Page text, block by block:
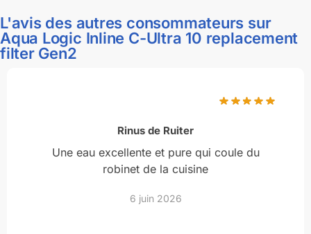
L'avis des autres consommateurs sur
Aqua Logic Inline C-Ultra 10 replacement
filter Gen2
Rinus de Ruiter
Une eau excellente et pure qui coule du
robinet de la cuisine
6 juin 2026